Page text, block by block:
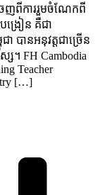
ញពីការរួមចំណែកពី
បង្រៀន គឺជា
បានអនុវត្តជាច្រើន
។ FH Cambodia
Teacher
[…]